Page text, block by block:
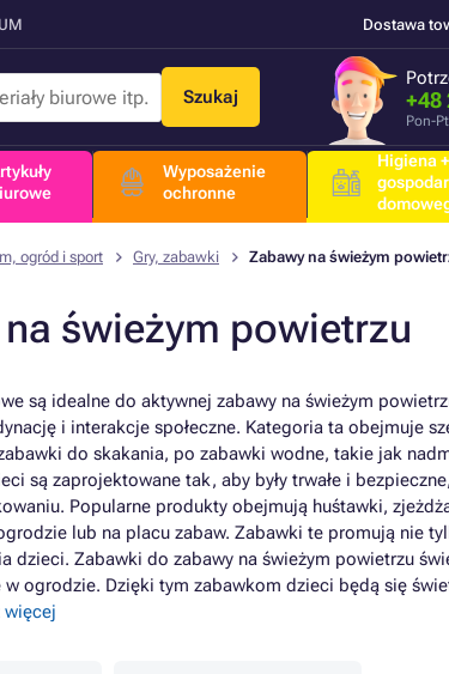
Dostawa
Szukaj +48
Pon-
Wyposażenie
ochronne
Higiena
ogród i sport Gry, zabawki Zabawy na świeżym
świeżym powietrzu
są idealne do aktywnej zabawy na świeżym
i interakcje społeczne. Kategoria ta obejmuje
do skakania, po zabawki wodne, takie jak
są zaprojektowane tak, aby były trwałe i
Popularne produkty obejmują huśtawki,
lub na placu zabaw. Zabawki te promują nie
dzieci. Zabawki do zabawy na świeżym powietrzu
w ogrodzie. Dzięki tym zabawkom dzieci będą się
więcej